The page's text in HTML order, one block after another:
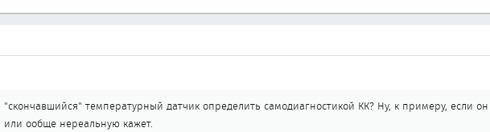
температурный датчик определить самодиагностикой КК? Ну, к примеру, если
ообще нереальную кажет.